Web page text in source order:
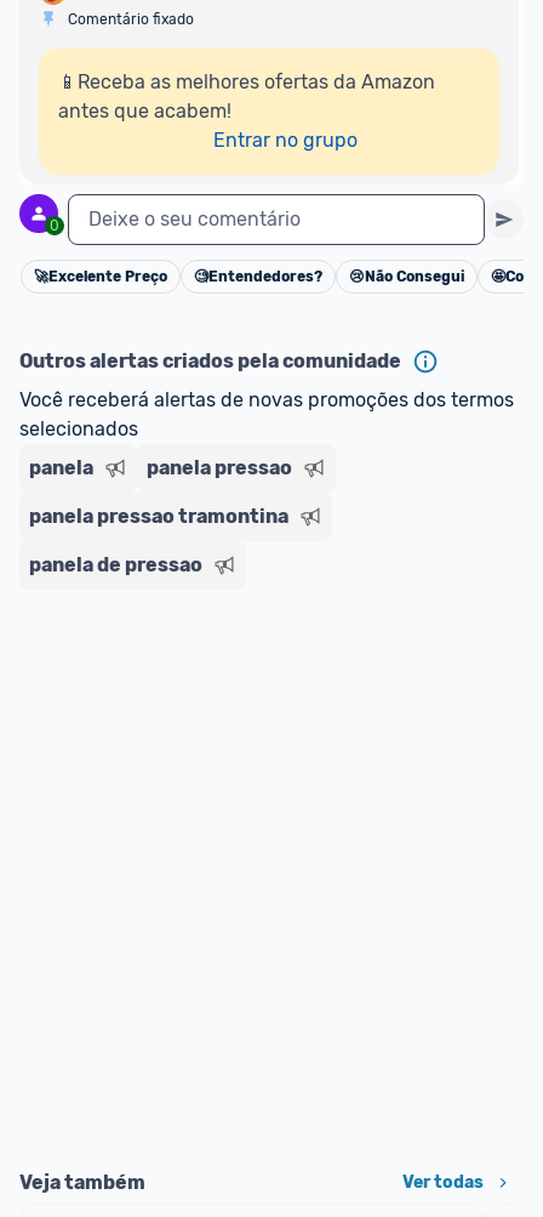
Comentário fixado
📱Receba as melhores ofertas da Amazon
antes que acabem!
Entrar no grupo
0 Deixe o seu comentário
Cancelar
🚀Excelente Preço 🧐Entendedores? 😢 Não Consegui 🤩
Outros alertas criados pela comunidade
Você receberá alertas de novas promoções dos termos
selecionados
panela
panela pressao
panela pressao tramontina
panela de pressao
Veja também Ver todas